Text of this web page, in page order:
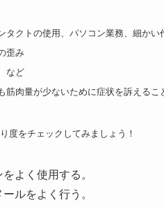
クトの使用、パソコン業務、細かい
歪み
ど
筋肉量が少ないために症状を訴えるこ
度をチェックしてみましょう！
よく使用する。
ルをよく行う。